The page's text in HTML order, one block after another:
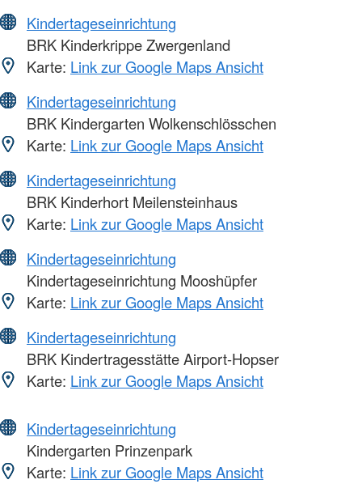
Kindertageseinrichtung
BRK Kinderkrippe Zwergenland
Karte: Link zur Google Maps Ansicht
Kindertageseinrichtung
BRK Kindergarten Wolkenschlösschen
Karte: Link zur Google Maps Ansicht
Kindertageseinrichtung
BRK Kinderhort Meilensteinhaus
Karte: Link zur Google Maps Ansicht
Kindertageseinrichtung
Kindertageseinrichtung Mooshüpfer
Karte: Link zur Google Maps Ansicht
Kindertageseinrichtung
BRK Kindertragesstätte Airport-Hopser
Karte: Link zur Google Maps Ansicht
Kindertageseinrichtung
Kindergarten Prinzenpark
Karte: Link zur Google Maps Ansicht